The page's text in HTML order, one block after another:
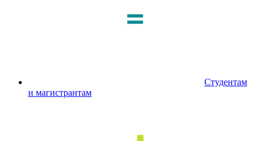
Студентам
и магистрантам